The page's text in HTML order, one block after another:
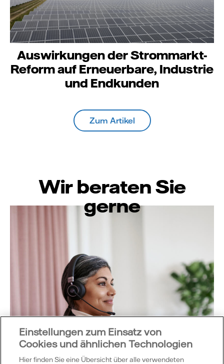
Auswirkungen der Strommarkt-
Reform auf Erneuerbare, Industrie
und Endkunden
Zum Artikel
Wir beraten Sie
gerne
Einstellungen zum Einsatz von
Cookies und ähnlichen Technologien
Hier finden Sie eine Übersicht über alle verwendeten